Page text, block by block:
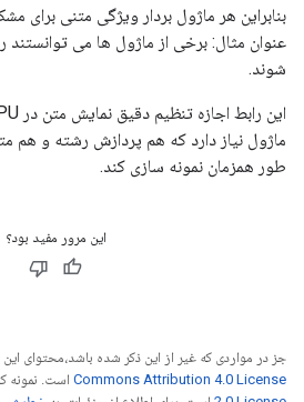
بنابراین هر ماژول بردار ویژگی متنی برای
عنوان مثال: برخی از ماژول ها می
شوند.
ماژول نیاز دارد که هم پردازش رشته و هم
طور همزمان نمونه سازی کند.
این مرور مفید بود؟
جز در مواردی که غیر از این ذکر شده باشد،‌محتوای
Commons Attribution 4.0 License است. نمونه